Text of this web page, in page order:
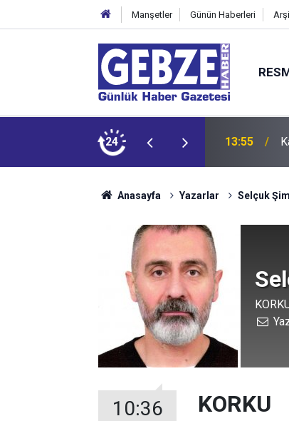
Manşetler Günün Haberleri
24 13:55
Anasayfa Yazarlar Selçuk
10:36 KORKU